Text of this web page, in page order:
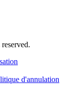
d'annulation